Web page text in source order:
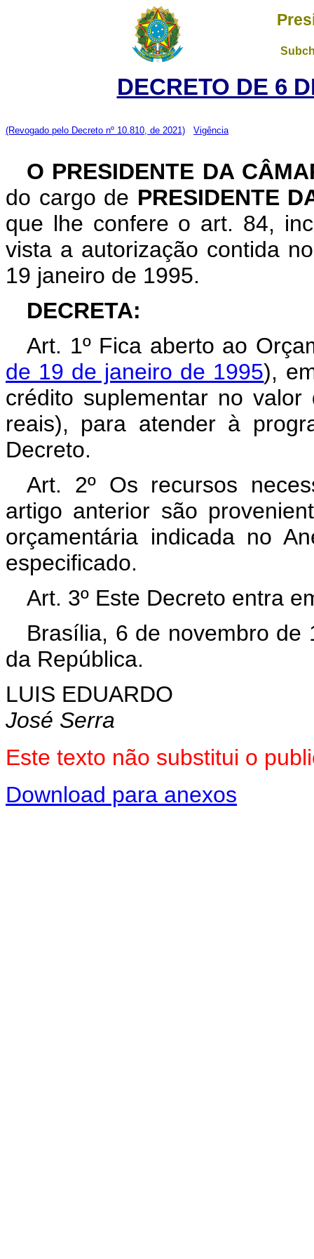
DECRETO DE 6
(Revogado pelo Decreto nº 10.810, de 2021) Vigência
O PRESIDENTE DA
do cargo de PRESIDENTE
que lhe confere o art. 84,
vista a autorização contida
19 janeiro de 1995.
DECRETA:
Art. 1º Fica aberto ao
de 19 de janeiro de 1995),
crédito suplementar no
reais), para atender à
Decreto.
Art. 2º Os recursos
artigo anterior são
orçamentária indicada no
especificado.
Art. 3º Este Decreto entra
Brasília, 6 de novembro de
da República.
LUIS EDUARDO
José Serra
Este texto não substitui o
Download para anexos